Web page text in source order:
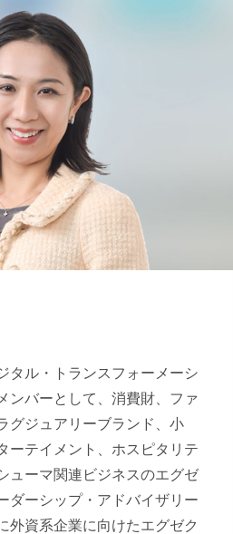
タル・トランスフォーメーシ
ンバーとして、消費財、ファ
グジュアリーブランド、小
ーテイメント、ホスピタリテ
ューマ関連ビジネスのエグゼ
ダーシップ・アドバイザリー
外資系企業に向けたエグゼク